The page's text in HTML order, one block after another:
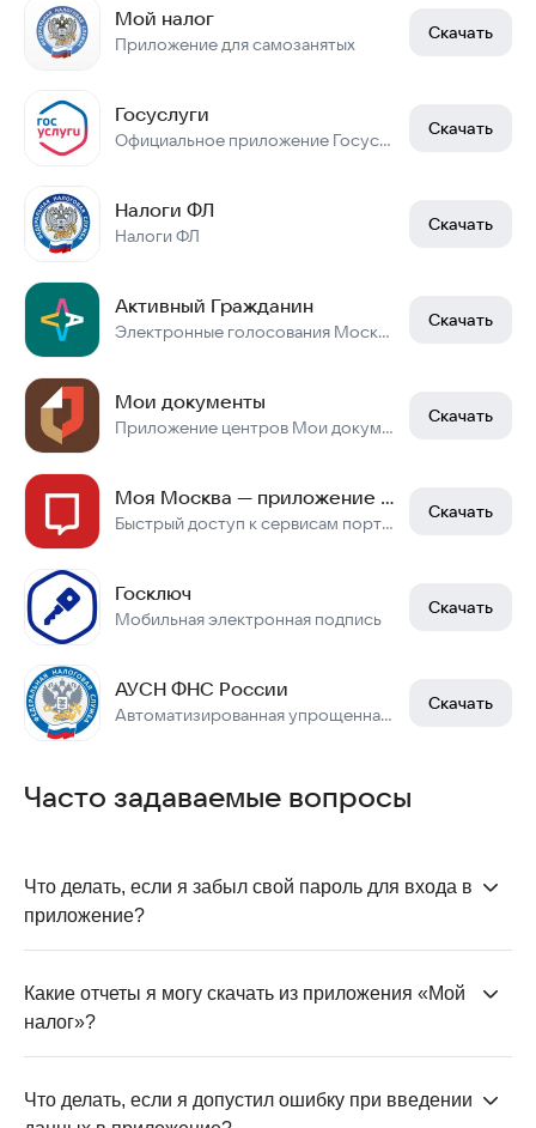
Мой налог
Приложение для самозанятых
Скачать
Госуслуги
Официальное приложение Госуслуг
Скачать
Налоги ФЛ
Налоги ФЛ
Скачать
Активный Гражданин
Электронные голосования Москвы.
Скачать
Мои документы
Приложение центров Мои документы
Скачать
Моя Москва — приложение mos.ru
Быстрый доступ к сервисам портала mos.ru
Скачать
Госключ
Мобильная электронная подпись
Скачать
АУСН ФНС России
Автоматизированная упрощенная система налогообложения
Скачать
Часто задаваемые вопросы
Что делать, если я забыл свой пароль для входа в
приложение?
личный кабинет налогоплательщика, просто
восстановите пароль через эти сервисы. В
случае регистрации по паспорту придётся пройти
Какие отчеты я могу скачать из приложения «Мой
налог»?
информацию по вашим доходам и уплаченным
Что делать, если я допустил ошибку при введении